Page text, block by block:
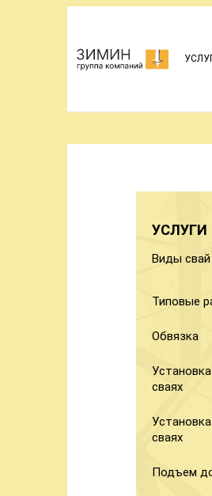
УСЛУГИ
Виды свай
Типовые
Обвязка
сваях
сваях
Подъем